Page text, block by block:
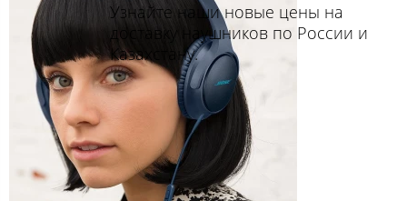
Узнайте наши новые цены на
доставку наушников по России и
Казахстану.